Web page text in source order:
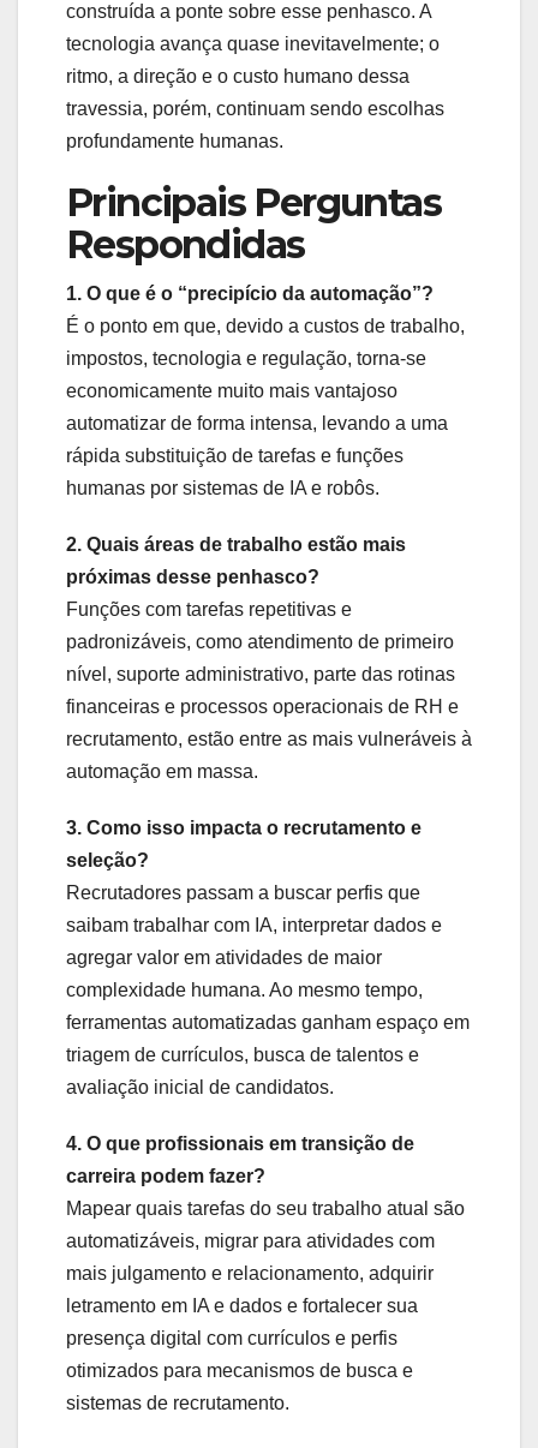
construída a ponte sobre esse penhasco. A
tecnologia avança quase inevitavelmente; o
ritmo, a direção e o custo humano dessa
travessia, porém, continuam sendo escolhas
profundamente humanas.
Principais Perguntas
Respondidas
1. O que é o “precipício da automação”?
É o ponto em que, devido a custos de trabalho,
impostos, tecnologia e regulação, torna-se
economicamente muito mais vantajoso
automatizar de forma intensa, levando a uma
rápida substituição de tarefas e funções
humanas por sistemas de IA e robôs.
2. Quais áreas de trabalho estão mais
próximas desse penhasco?
Funções com tarefas repetitivas e
padronizáveis, como atendimento de primeiro
nível, suporte administrativo, parte das rotinas
financeiras e processos operacionais de RH e
recrutamento, estão entre as mais vulneráveis à
automação em massa.
3. Como isso impacta o recrutamento e
seleção?
Recrutadores passam a buscar perfis que
saibam trabalhar com IA, interpretar dados e
agregar valor em atividades de maior
complexidade humana. Ao mesmo tempo,
ferramentas automatizadas ganham espaço em
triagem de currículos, busca de talentos e
avaliação inicial de candidatos.
4. O que profissionais em transição de
carreira podem fazer?
Mapear quais tarefas do seu trabalho atual são
automatizáveis, migrar para atividades com
mais julgamento e relacionamento, adquirir
letramento em IA e dados e fortalecer sua
presença digital com currículos e perfis
otimizados para mecanismos de busca e
sistemas de recrutamento.